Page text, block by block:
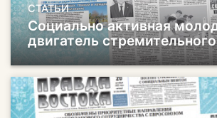
СТАТЬИ
Социально активная
двигатель